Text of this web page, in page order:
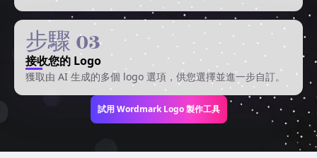
步驟 03
接收您的 Logo
獲取由 AI 生成的多個 logo 選項，供您選擇並進一步自訂。
試用 Wordmark Logo 製作工具